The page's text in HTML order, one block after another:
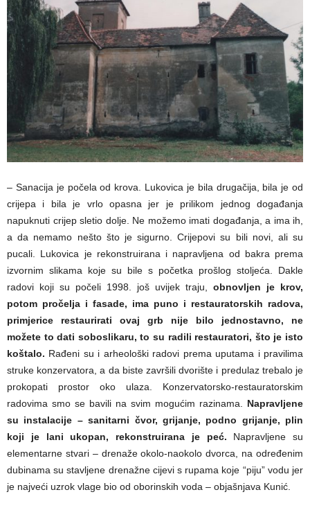
– Sanacija je počela od krova. Lukovica je bila drugačija, bila je od
crijepa i bila je vrlo opasna jer je prilikom jednog događanja
napuknuti crijep sletio dolje. Ne možemo imati događanja, a ima ih,
a da nemamo nešto što je sigurno. Crijepovi su bili novi, ali su
pucali. Lukovica je rekonstruirana i napravljena od bakra prema
izvornim slikama koje su bile s početka prošlog stoljeća. Dakle
radovi koji su počeli 1998. još uvijek traju, obnovljen je krov,
potom pročelja i fasade, ima puno i restauratorskih radova,
primjerice restaurirati ovaj grb nije bilo jednostavno, ne
možete to dati soboslikaru, to su radili restauratori, što je isto
koštalo. Rađeni su i arheološki radovi prema uputama i pravilima
struke konzervatora, a da biste završili dvorište i predulaz trebalo je
prokopati prostor oko ulaza. Konzervatorsko-restauratorskim
radovima smo se bavili na svim mogućim razinama. Napravljene
su instalacije – sanitarni čvor, grijanje, podno grijanje, plin
koji je lani ukopan, rekonstruirana je peć. Napravljene su
elementarne stvari – drenaže okolo-naokolo dvorca, na određenim
dubinama su stavljene drenažne cijevi s rupama koje “piju” vodu jer
je najveći uzrok vlage bio od oborinskih voda – objašnjava Kunić.